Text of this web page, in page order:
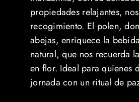
propiedades relajantes,
recogimiento. El polen,
abejas, enriquece la
natural, que nos recuerda
en flor. Ideal para quienes
jornada con un ritual de